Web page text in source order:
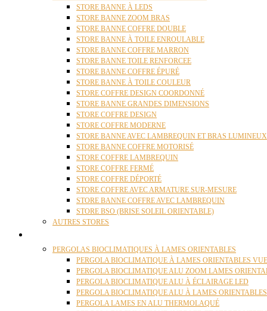
STORE BANNE À LEDS
STORE BANNE ZOOM BRAS
STORE BANNE COFFRE DOUBLE
STORE BANNE À TOILE ENROULABLE
STORE BANNE COFFRE MARRON
STORE BANNE TOILE RENFORCEE
STORE BANNE COFFRE ÉPURÉ
STORE BANNE À TOILE COULEUR
STORE COFFRE DESIGN COORDONNÉ
STORE BANNE GRANDES DIMENSIONS
STORE COFFRE DESIGN
STORE COFFRE MODERNE
STORE BANNE AVEC LAMBREQUIN ET BRAS LUMINEUX
STORE BANNE COFFRE MOTORISÉ
STORE COFFRE LAMBREQUIN
STORE COFFRE FERMÉ
STORE COFFRE DÉPORTÉ
STORE COFFRE AVEC ARMATURE SUR-MESURE
STORE BANNE COFFRE AVEC LAMBREQUIN
STORE BSO (BRISE SOLEIL ORIENTABLE)
AUTRES STORES
PERGOLAS BIOCLIMATIQUES À LAMES ORIENTABLES
PERGOLA BIOCLIMATIQUE À LAMES ORIENTABLES
PERGOLA BIOCLIMATIQUE ALU ZOOM LAMES
PERGOLA BIOCLIMATIQUE ALU À ÉCLAIRAGE LED
PERGOLA BIOCLIMATIQUE ALU À LAMES
PERGOLA LAMES EN ALU THERMOLAQUÉ